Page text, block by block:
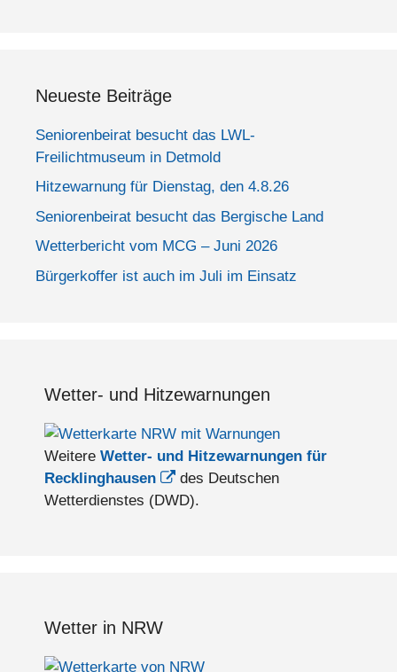
Neueste Beiträge
Seniorenbeirat besucht das LWL-
Freilichtmuseum in Detmold
Hitzewarnung für Dienstag, den 4.8.26
Seniorenbeirat besucht das Bergische Land
Wetterbericht vom MCG – Juni 2026
Bürgerkoffer ist auch im Juli im Einsatz
Wetter- und Hitzewarnungen
Weitere Wetter- und Hitzewarnungen für
Recklinghausen
des Deutschen
Wetterdienstes (DWD).
Wetter in NRW